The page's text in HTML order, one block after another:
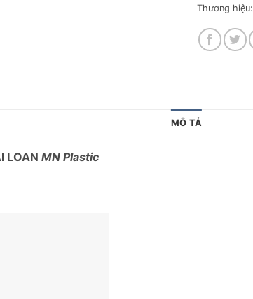
Thương hiệu:
MÔ TẢ
LOAN MN Plastic